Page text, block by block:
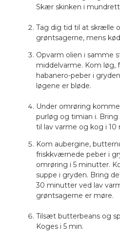
Skær skinken i
Tag dig tid til at skrælle
grøntsagerne, mens
Opvarm olien i samme
middelvarme. Kom løg,
habanero-peber i
løgene er bløde.
Under omrøring
purløg og timian i.
til lav varme og kog i 10
Kom aubergine,
friskkværnede peber i
omrøring i 5 minutter.
suppe i gryden. Bring
30 minutter ved lav
grøntsagerne er møre.
Tilsæt butterbeans og
Koges i 5 min.